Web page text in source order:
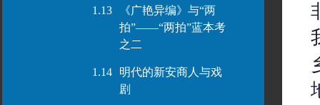
1.13
《广艳异编》与“两
拍”——“两拍”蓝本考
之二
1.14
明代的新安商人与戏
剧